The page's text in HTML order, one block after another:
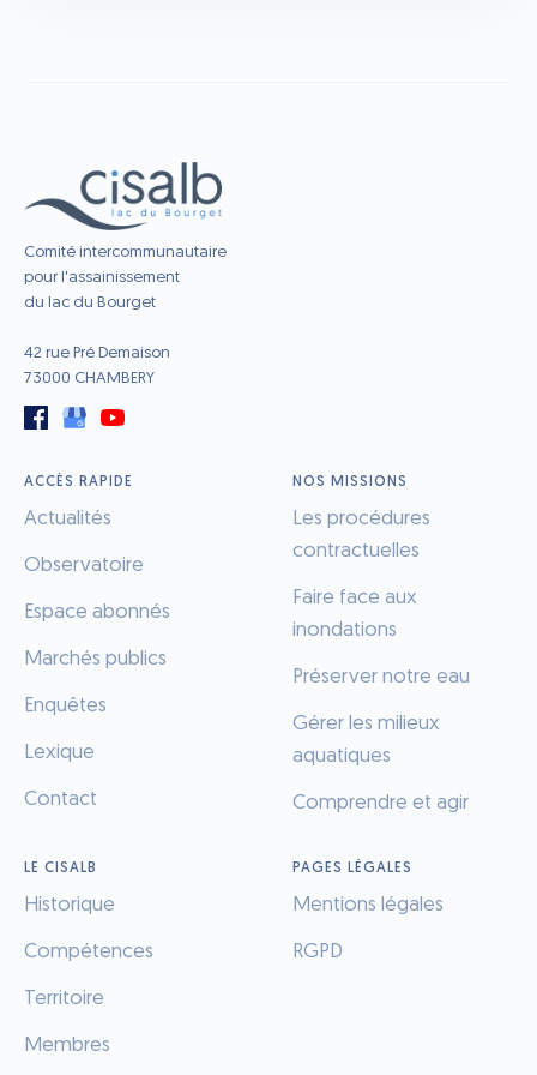
Comité intercommunautaire
pour l'assainissement
du lac du Bourget
42 rue Pré Demaison
73000 CHAMBERY
ACCÈS RAPIDE
Actualités
Observatoire
Espace abonnés
Marchés publics
Enquêtes
Lexique
Contact
NOS MISSIONS
Les procédures
contractuelles
Faire face aux
inondations
Préserver notre eau
Gérer les milieux
aquatiques
Comprendre et agir
LE CISALB
Historique
Compétences
Territoire
Membres
PAGES LÉGALES
Mentions légales
RGPD